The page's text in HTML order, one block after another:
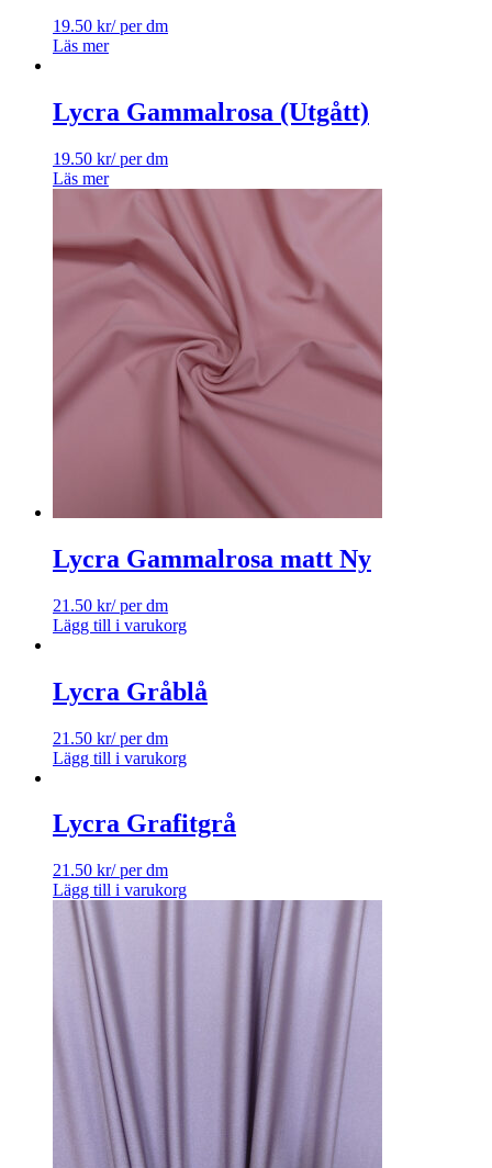
19.50 kr/ per dm
Läs mer
Lycra Gammalrosa (Utgått)
19.50 kr/ per dm
Läs mer
Lycra Gammalrosa matt Ny
21.50 kr/ per dm
Lägg till i varukorg
Lycra Gråblå
21.50 kr/ per dm
Lägg till i varukorg
Lycra Grafitgrå
21.50 kr/ per dm
Lägg till i varukorg